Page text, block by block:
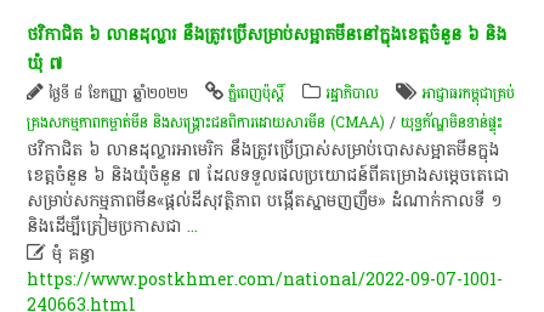
ថវិកា​ជិត​ ៦ លាន​ដុល្លារ​ នឹង​ត្រូវ​ប្រើ​សម្រាប់​សម្អាត​មីន​នៅ​ក្នុង​ខេត្ត​ចំនួន​ ៦ និង​
ឃុំ ៧
ថ្ងៃទី ៨ ខែកញ្ញា ឆ្នាំ២០២២ ភ្នំពេញប៉ុស្តិ៍ រដ្ឋាភិបាល
អាជ្ញាធរ​កម្ពុជា​គ្រប់
គ្រង​សកម្មភាព​កម្ចាត់​មីន និង​សង្គ្រោះ​ជនពិការ​ដោយសារ​មីន (CMAA) /យុទ្ធភ័ណ្ឌមិនទាន់ផ្ទុះ
ថវិកា​ជិត​ ៦ ​លាន​ដុល្លារ​អាមេរិក​ នឹង​ត្រូវ​ប្រើ​ប្រាស់​សម្រាប់​បោស​សម្អាត​មីន​ក្នុង​
ខេត្ត​ចំនួន​ ៦ និង​ឃុំ​ចំនួន​ ៧ ដែល​ទទួល​ផល​ប្រយោជន៍​​ពី​គម្រោង​សម្តេច​តេជោ​
សម្រាប់​សកម្មភាព​មីន«​ផ្តល់​ដី​សុវត្ថិភាព បង្កើត​ស្នាម​ញញឹម​»​ ដំណាក់កាលទី​ ១​
និង​ដើម្បី​ត្រៀម​ប្រកាស​ជា...
 មុំ គន្ធា
https://www.postkhmer.com/national/2022-09-07-1001-
240663.html